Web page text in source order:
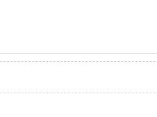
れる住所※、投稿時にご提供いただいた
、その許可の際にご同意いただいた内容
追加規定は、本規約の一部を構成しま
す。